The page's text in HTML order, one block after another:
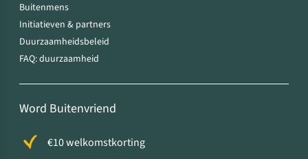
Buitenmens
Initiatieven & partners
Duurzaamheidsbeleid
FAQ: duurzaamheid
Word Buitenvriend
€10 welkomstkorting